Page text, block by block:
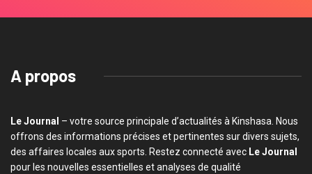
A propos
Le Journal – votre source principale d’actualités à Kinshasa. Nous
offrons des informations précises et pertinentes sur divers sujets,
des affaires locales aux sports. Restez connecté avec Le Journal
pour les nouvelles essentielles et analyses de qualité